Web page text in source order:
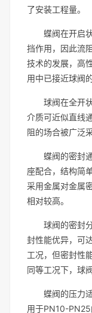
了安装工程量。
蝶阀在开启
挡作用，因此流
技术的发展，高
用中已接近球阀
球阀在全开
介质可近似直线
阻的场合被广泛
蝶阀的密封
座配合，结构简
采用金属对金属
相对较高。
球阀的密封
封性能优异，可
工况，但密封性
同等工况下，球
蝶阀的压力
用于PN10-